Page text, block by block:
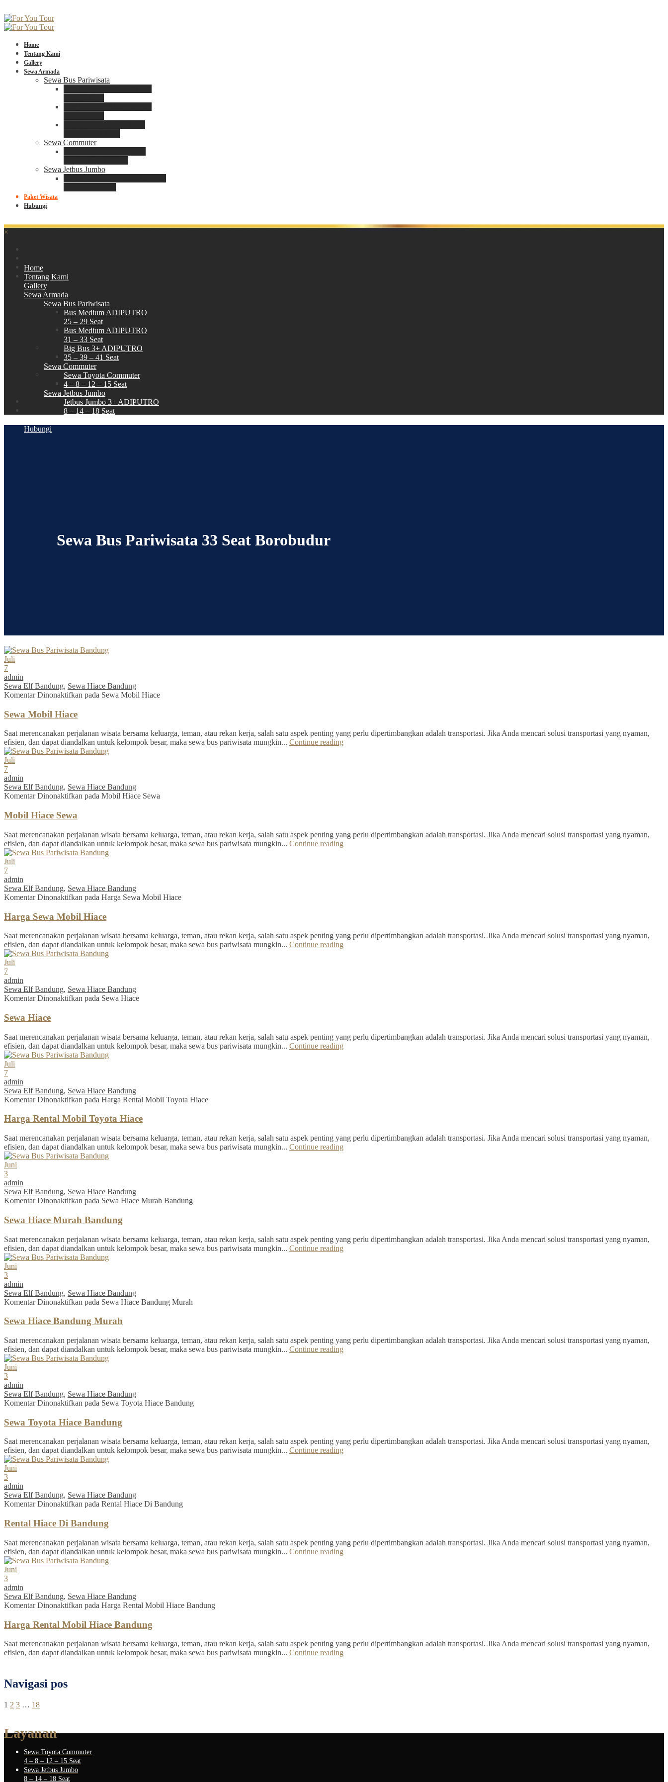
Home
Tentang Kami
Gallery
Sewa Armada
Sewa Bus Pariwisata
Sewa Commuter
Sewa Jetbus Jumbo
Paket Wisata
Hubungi
×
Home
Tentang Kami
Gallery
Sewa Armada
Sewa Bus Pariwisata
Bus Medium ADIPUTRO
25 – 29 Seat
Bus Medium ADIPUTRO
31 – 33 Seat
Big Bus 3+ ADIPUTRO
35 – 39 – 41 Seat
Sewa Commuter
Sewa Toyota Commuter
4 – 8 – 12 – 15 Seat
Sewa Jetbus Jumbo
Jetbus Jumbo 3+ ADIPUTRO
8 – 14 – 18 Seat
Hubungi
Sewa Bus Pariwisata 33 Seat Borobudur
Juli
7
admin
Sewa Elf Bandung, Sewa Hiace Bandung
Komentar Dinonaktifkan pada Sewa Mobil Hiace
Sewa Mobil Hiace
Saat merencanakan perjalanan wisata bersama keluarga, teman, atau rekan kerja, salah satu aspek penting yang perlu dipertimbangkan adalah transportasi. Jika Anda mencari solusi transportasi yang nyaman,
efisien, dan dapat diandalkan untuk kelompok besar, maka sewa bus pariwisata mungkin... Continue reading
Juli
7
admin
Sewa Elf Bandung, Sewa Hiace Bandung
Komentar Dinonaktifkan pada Mobil Hiace Sewa
Mobil Hiace Sewa
Saat merencanakan perjalanan wisata bersama keluarga, teman, atau rekan kerja, salah satu aspek penting yang perlu dipertimbangkan adalah transportasi. Jika Anda mencari solusi transportasi yang nyaman,
efisien, dan dapat diandalkan untuk kelompok besar, maka sewa bus pariwisata mungkin... Continue reading
Juli
7
admin
Sewa Elf Bandung, Sewa Hiace Bandung
Komentar Dinonaktifkan pada Harga Sewa Mobil Hiace
Harga Sewa Mobil Hiace
Saat merencanakan perjalanan wisata bersama keluarga, teman, atau rekan kerja, salah satu aspek penting yang perlu dipertimbangkan adalah transportasi. Jika Anda mencari solusi transportasi yang nyaman,
efisien, dan dapat diandalkan untuk kelompok besar, maka sewa bus pariwisata mungkin... Continue reading
Juli
7
admin
Sewa Elf Bandung, Sewa Hiace Bandung
Komentar Dinonaktifkan pada Sewa Hiace
Sewa Hiace
Saat merencanakan perjalanan wisata bersama keluarga, teman, atau rekan kerja, salah satu aspek penting yang perlu dipertimbangkan adalah transportasi. Jika Anda mencari solusi transportasi yang nyaman,
efisien, dan dapat diandalkan untuk kelompok besar, maka sewa bus pariwisata mungkin... Continue reading
Juli
7
admin
Sewa Elf Bandung, Sewa Hiace Bandung
Komentar Dinonaktifkan pada Harga Rental Mobil Toyota Hiace
Harga Rental Mobil Toyota Hiace
Saat merencanakan perjalanan wisata bersama keluarga, teman, atau rekan kerja, salah satu aspek penting yang perlu dipertimbangkan adalah transportasi. Jika Anda mencari solusi transportasi yang nyaman,
efisien, dan dapat diandalkan untuk kelompok besar, maka sewa bus pariwisata mungkin... Continue reading
Juni
3
admin
Sewa Elf Bandung, Sewa Hiace Bandung
Komentar Dinonaktifkan pada Sewa Hiace Murah Bandung
Sewa Hiace Murah Bandung
Saat merencanakan perjalanan wisata bersama keluarga, teman, atau rekan kerja, salah satu aspek penting yang perlu dipertimbangkan adalah transportasi. Jika Anda mencari solusi transportasi yang nyaman,
efisien, dan dapat diandalkan untuk kelompok besar, maka sewa bus pariwisata mungkin... Continue reading
Juni
3
admin
Sewa Elf Bandung, Sewa Hiace Bandung
Komentar Dinonaktifkan pada Sewa Hiace Bandung Murah
Sewa Hiace Bandung Murah
Saat merencanakan perjalanan wisata bersama keluarga, teman, atau rekan kerja, salah satu aspek penting yang perlu dipertimbangkan adalah transportasi. Jika Anda mencari solusi transportasi yang nyaman,
efisien, dan dapat diandalkan untuk kelompok besar, maka sewa bus pariwisata mungkin... Continue reading
Juni
3
admin
Sewa Elf Bandung, Sewa Hiace Bandung
Komentar Dinonaktifkan pada Sewa Toyota Hiace Bandung
Sewa Toyota Hiace Bandung
Saat merencanakan perjalanan wisata bersama keluarga, teman, atau rekan kerja, salah satu aspek penting yang perlu dipertimbangkan adalah transportasi. Jika Anda mencari solusi transportasi yang nyaman,
efisien, dan dapat diandalkan untuk kelompok besar, maka sewa bus pariwisata mungkin... Continue reading
Juni
3
admin
Sewa Elf Bandung, Sewa Hiace Bandung
Komentar Dinonaktifkan pada Rental Hiace Di Bandung
Rental Hiace Di Bandung
Saat merencanakan perjalanan wisata bersama keluarga, teman, atau rekan kerja, salah satu aspek penting yang perlu dipertimbangkan adalah transportasi. Jika Anda mencari solusi transportasi yang nyaman,
efisien, dan dapat diandalkan untuk kelompok besar, maka sewa bus pariwisata mungkin... Continue reading
Juni
3
admin
Sewa Elf Bandung, Sewa Hiace Bandung
Komentar Dinonaktifkan pada Harga Rental Mobil Hiace Bandung
Harga Rental Mobil Hiace Bandung
Saat merencanakan perjalanan wisata bersama keluarga, teman, atau rekan kerja, salah satu aspek penting yang perlu dipertimbangkan adalah transportasi. Jika Anda mencari solusi transportasi yang nyaman,
efisien, dan dapat diandalkan untuk kelompok besar, maka sewa bus pariwisata mungkin... Continue reading
Navigasi pos
1 2 3 … 18
Layanan
Sewa Toyota Commuter
4 – 8 – 12 – 15 Seat
Sewa Jetbus Jumbo
8 – 14 – 18 Seat